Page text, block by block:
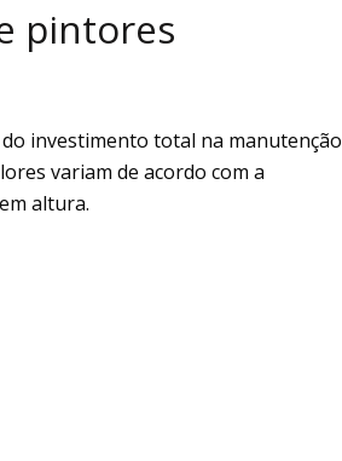
pintores
investimento total na manutenção
variam de acordo com a
altura.